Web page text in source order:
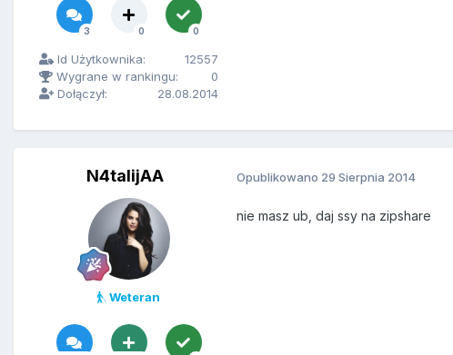
3 0 0
Id Użytkownika:
12557
Wygrane w rankingu:
0
Dołączył:
28.08.2014
N4talijAA
Weteran
Opublikowano 29 Sierpnia 2014
nie masz ub, daj ssy na zipshare